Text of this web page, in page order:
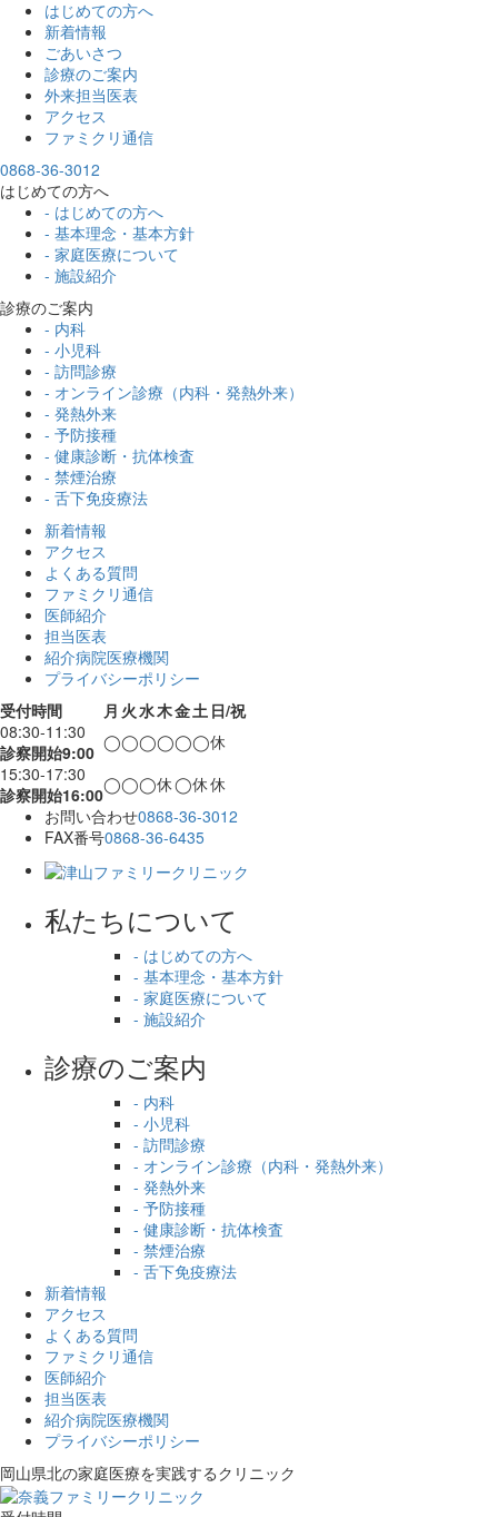
はじめての方へ
新着情報
ごあいさつ
診療のご案内
外来担当医表
アクセス
ファミクリ通信
0868-36-3012
はじめての方へ
- はじめての方へ
- 基本理念・基本方針
- 家庭医療について
- 施設紹介
診療のご案内
- 内科
- 小児科
- 訪問診療
- オンライン診療（内科・発熱外来）
- 発熱外来
- 予防接種
- 健康診断・抗体検査
- 禁煙治療
- 舌下免疫療法
新着情報
アクセス
よくある質問
ファミクリ通信
医師紹介
担当医表
紹介病院医療機関
プライバシーポリシー
受付時間
月 火水木金土 日/祝
08:30-11:30
診察開始9:00 ◯◯◯◯◯◯休
15:30-17:30
診察開始16:00◯◯◯休◯休休
お問い合わせ0868-36-3012
FAX番号0868-36-6435
私たちについて
- はじめての方へ
- 基本理念・基本方針
- 家庭医療について
- 施設紹介
診療のご案内
- 内科
- 小児科
- 訪問診療
- オンライン診療（内科・発熱外来）
- 発熱外来
- 予防接種
- 健康診断・抗体検査
- 禁煙治療
- 舌下免疫療法
新着情報
アクセス
よくある質問
ファミクリ通信
医師紹介
担当医表
紹介病院医療機関
プライバシーポリシー
岡山県北の家庭医療を実践するクリニック